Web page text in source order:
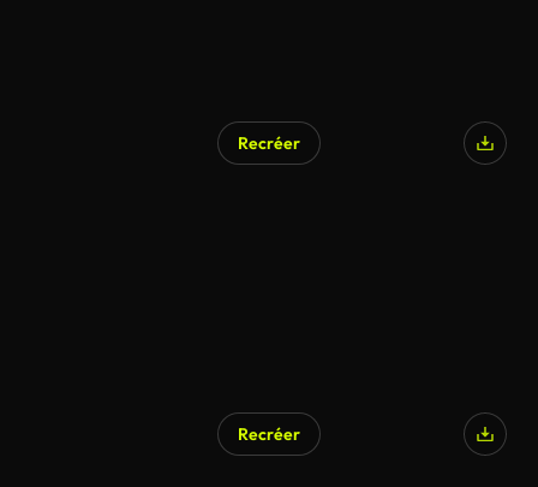
Recréer
Recréer